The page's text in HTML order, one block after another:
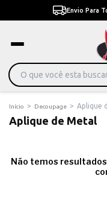
Envio Para
Início > Decoupage > Aplique
Aplique de Metal
Não temos